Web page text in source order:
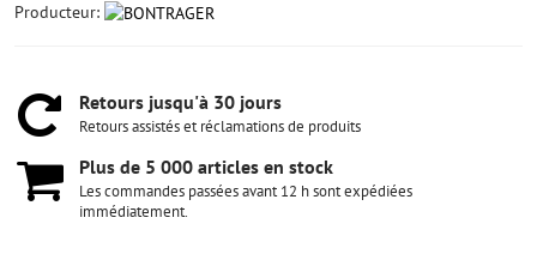
Producteur:
Retours jusqu'à 30 jours
Retours assistés et réclamations de produits
Plus de 5 000 articles en stock
Les commandes passées avant 12 h sont expédiées
immédiatement.